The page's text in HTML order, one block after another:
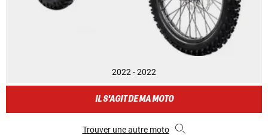
2022 - 2022
IL S'AGIT DE MA MOTO
Trouver une autre moto